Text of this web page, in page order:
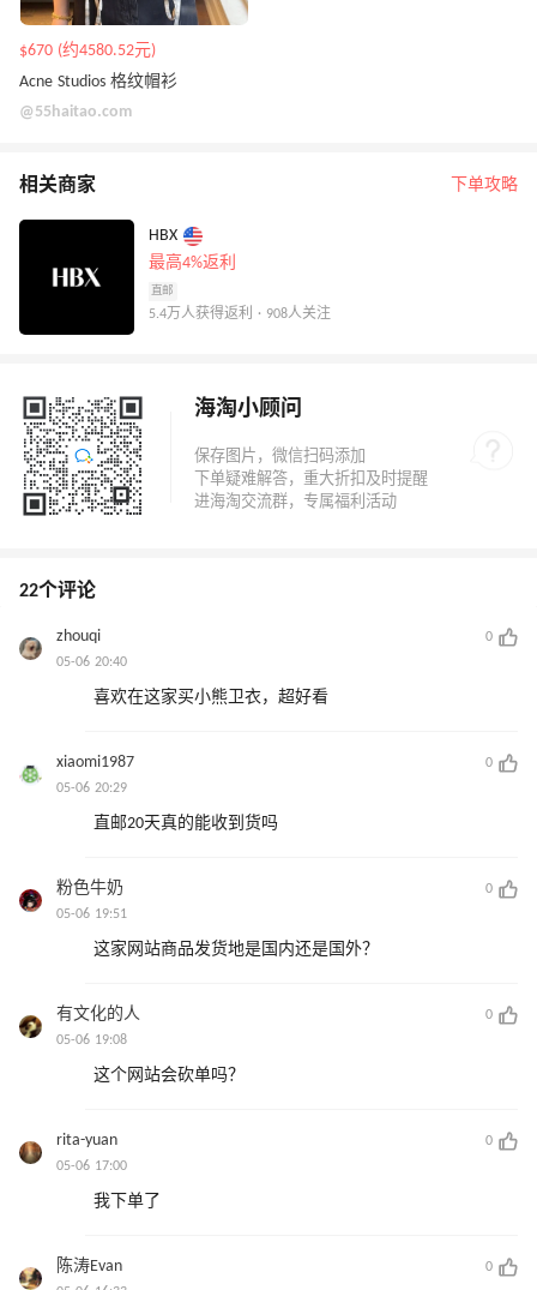
$670 (约4580.52元)
Acne Studios 格纹帽衫
@55haitao.com
相关商家 下单攻略
HBX
最高4%返利
直邮
5.4万人获得返利 · 908人关注
海淘小顾问
22个评论
zhouqi
0
05-06 20:40
喜欢在这家买小熊卫衣，超好看
xiaomi1987
0
05-06 20:29
直邮20天真的能收到货吗
粉色牛奶
0
05-06 19:51
这家网站商品发货地是国内还是国外？
有文化的人
0
05-06 19:08
这个网站会砍单吗？
rita-yuan
0
05-06 17:00
我下单了
陈涛Evan
0